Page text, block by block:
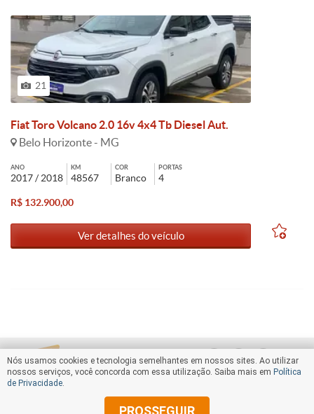
21
Fiat Toro Volcano 2.0 16v 4x4 Tb Diesel Aut.
Belo Horizonte - MG
ANO
2017 / 2018
KM
48567
COR
Branco
PORTAS
4
R$ 132.900,00
Ver detalhes do veículo
Nós usamos cookies e tecnologia semelhantes em nossos sites. Ao utilizar
nossos serviços, você concorda com essa utilização. Saiba mais em Política
de Privacidade.
PROSSEGUIR